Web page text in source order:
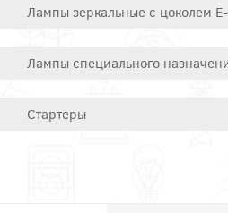
Лампы зеркальные с цоколем
Лампы специального
Стартеры